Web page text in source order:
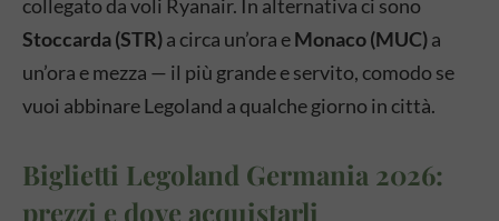
collegato da voli Ryanair. In alternativa ci sono
Stoccarda (STR)a circa un’ora eMonaco (MUC)a
un’ora e mezza — il più grande e servito, comodo se
vuoi abbinare Legoland a qualche giorno in città.
Biglietti Legoland Germania 2026:
prezzi e dove acquistarli